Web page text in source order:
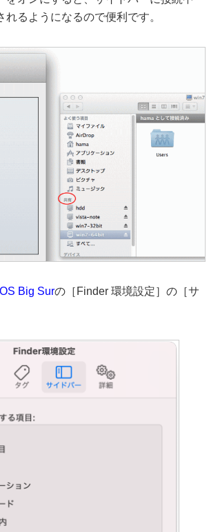
るようになるので便利です。
Big Surの［Finder 環境設定］の［サ